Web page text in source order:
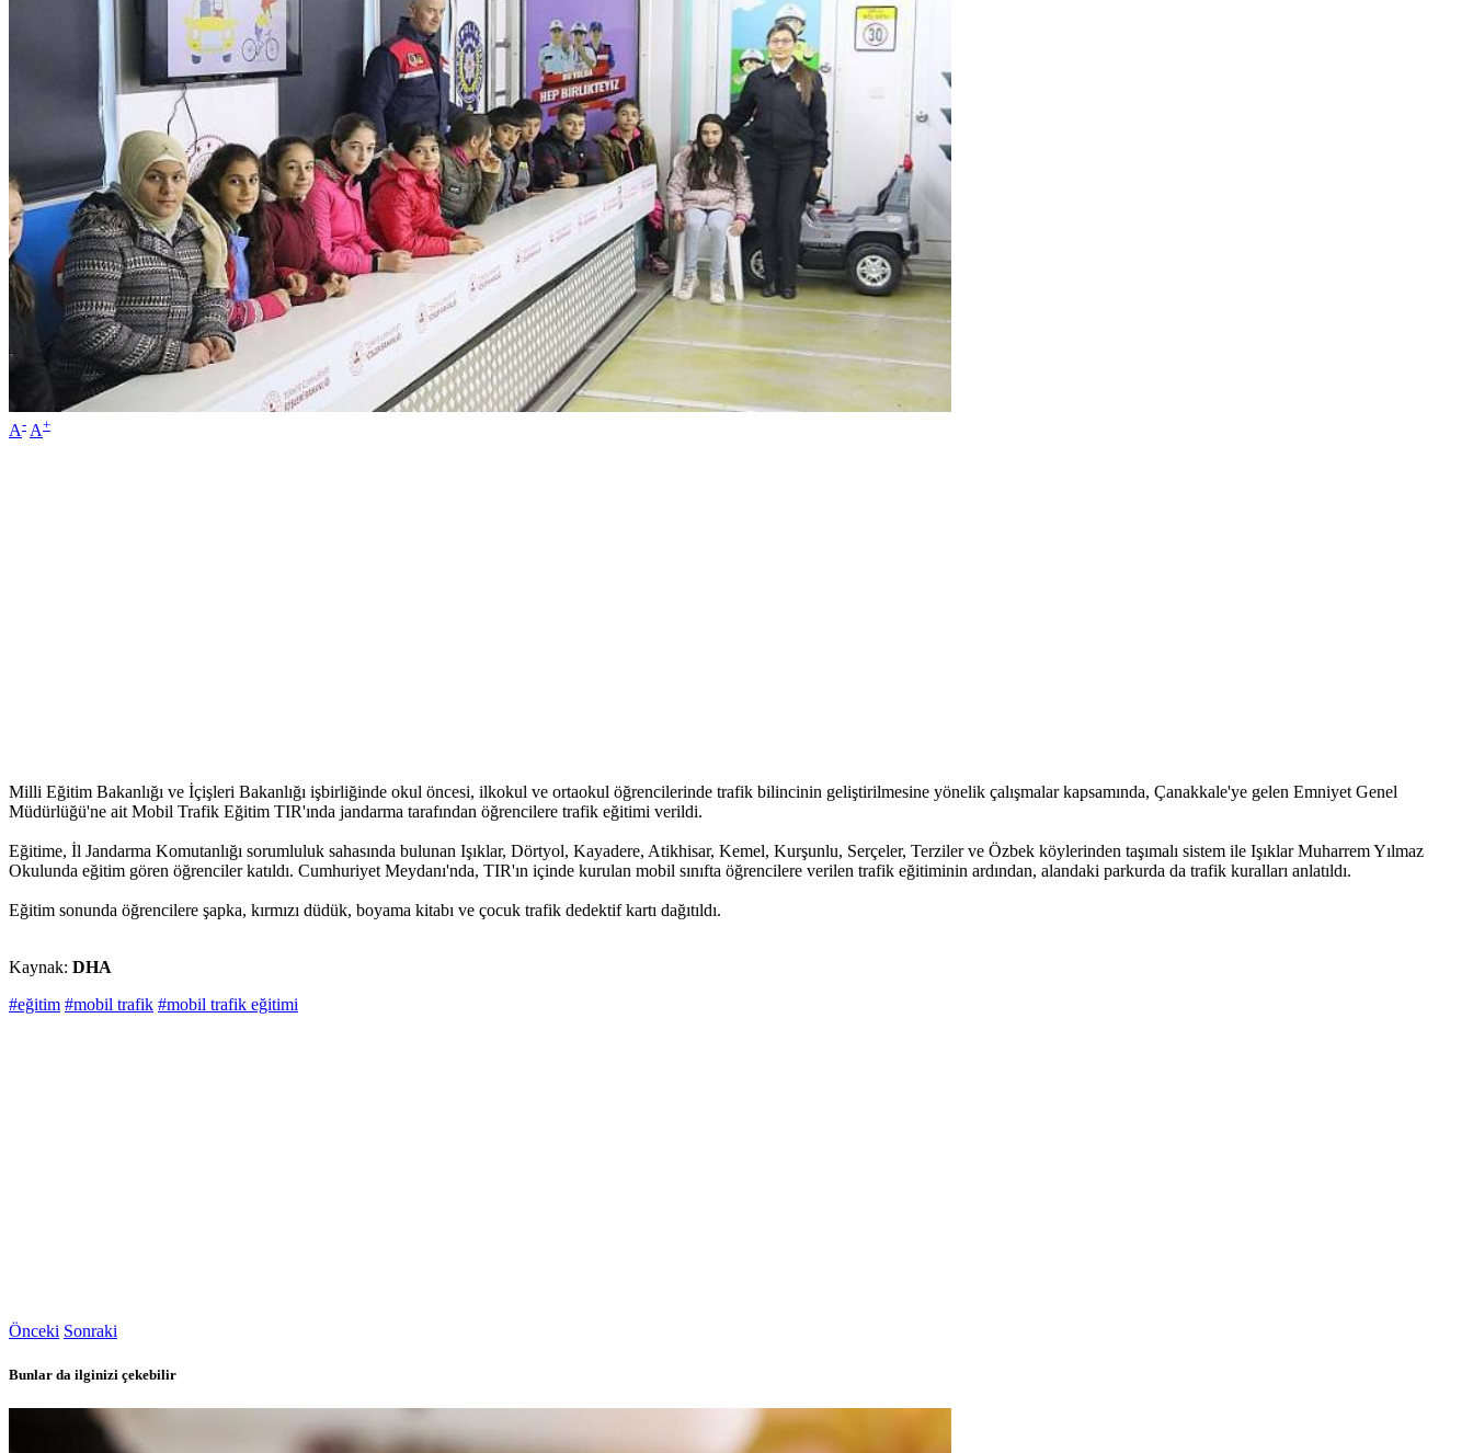
A- A+
Milli Eğitim Bakanlığı ve İçişleri Bakanlığı işbirliğinde okul öncesi, ilkokul ve ortaokul öğrencilerinde trafik bilincinin geliştirilmesine yönelik çalışmalar kapsamında, Çanakkale'ye gelen Emniyet Genel
Müdürlüğü'ne ait Mobil Trafik Eğitim TIR'ında jandarma tarafından öğrencilere trafik eğitimi verildi.
Eğitime, İl Jandarma Komutanlığı sorumluluk sahasında bulunan Işıklar, Dörtyol, Kayadere, Atikhisar, Kemel, Kurşunlu, Serçeler, Terziler ve Özbek köylerinden taşımalı sistem ile Işıklar Muharrem Yılmaz
Okulunda eğitim gören öğrenciler katıldı. Cumhuriyet Meydanı'nda, TIR'ın içinde kurulan mobil sınıfta öğrencilere verilen trafik eğitiminin ardından, alandaki parkurda da trafik kuralları anlatıldı.
Eğitim sonunda öğrencilere şapka, kırmızı düdük, boyama kitabı ve çocuk trafik dedektif kartı dağıtıldı.
Kaynak: DHA
#eğitim #mobil trafik #mobil trafik eğitimi
Önceki Sonraki
Bunlar da ilginizi çekebilir